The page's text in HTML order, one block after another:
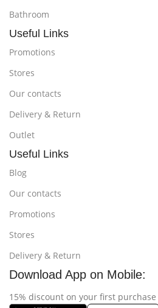
Bathroom
Useful Links
Promotions
Stores
Our contacts
Delivery & Return
Outlet
Useful Links
Blog
Our contacts
Promotions
Stores
Delivery & Return
Download App on Mobile:
15% discount on your first purchase